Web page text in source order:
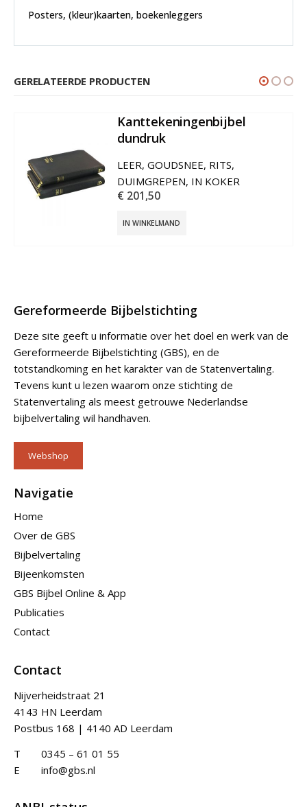
Posters, (kleur)kaarten, boekenleggers
GERELATEERDE PRODUCTEN
Kanttekeningenbijbel
dundruk
€ 201,50
IN WINKELMAND
Gereformeerde Bijbelstichting
Deze site geeft u informatie over het doel en werk van de
Gereformeerde Bijbelstichting (GBS), en de
totstandkoming en het karakter van de Statenvertaling.
Tevens kunt u lezen waarom onze stichting de
Statenvertaling als meest getrouwe Nederlandse
bijbelvertaling wil handhaven.
Webshop
Navigatie
Home
Over de GBS
Bijbelvertaling
Bijeenkomsten
GBS Bijbel Online & App
Publicaties
Contact
Contact
Nijverheidstraat 21
4143 HN Leerdam
Postbus 168 | 4140 AD Leerdam
T
0345 – 61 01 55
E
info@gbs.nl